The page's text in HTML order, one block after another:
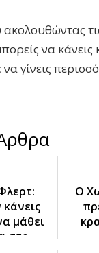
να κάνεις
γίνεις
μάθει
στο
Ο